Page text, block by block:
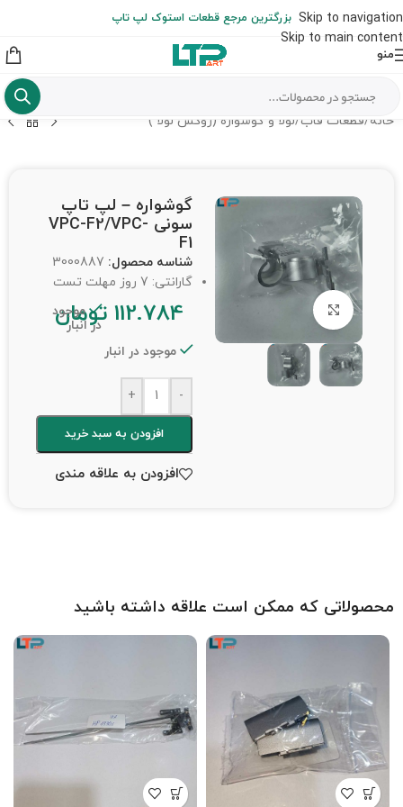
Skip to navigation
Skip to main content
از شهرستان به عهده مشتری است)
بزرگترین مرجع قطعات استوک لپ تاپ
منو
خانه /قطعات قاب/لولا و گوشواره (روکش لولا )
برای بزرگنمایی کلیک کنید
گوشواره – لپ تاپ
سونی VPC-F2/VPC-
F1
شناسه محصول: 3000887
گارانتی: 7 روز مهلت تست
112.784 تومان
موجود
در انبار
موجود در انبار
-
+
افزودن به سبد خرید
افزودن به علاقه مندی
محصولاتی که ممکن است علاقه داشته باشید